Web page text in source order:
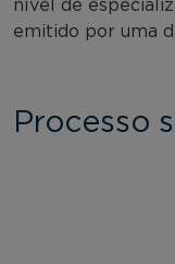
nível de
emitido por uma
Processo